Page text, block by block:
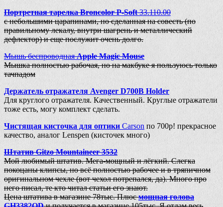
Портретная тарелка Broncolor Р-Soft33.110.00
с небольшими царапинами, но сделанная на совесть (по
правильному лекалу, внутри шагрень и металлический
дефлектор) и еще послужит очень долго.
Мышь беспроводнаяApple Magic Mouse
Мышка полностью рабочая, но на макбуке я пользуюсь только
тачпадом
Держатель отражателя Avenger D700B Holder
Для круглого отражателя. Качественный. Круглые отражатели
тоже есть, могу комплект сделать.
Чистящая кисточка для оптики Carson по 700р! прекрасное
качество, аналог Lenspen (кисточек много)
Штатив Gitzo Mountaineer 3532
Мой любимый штатив. Мега-мощный и лёгкий. Слегка
покоцаны клипсы, но всё полностью рабочее и в тряпичном
оригинальном чехле (вот чехол потрепался, да). Много про
него писал, те кто читал статьи его знают.
Цена штатива в магазине 78тыс. Плюсмощная голова